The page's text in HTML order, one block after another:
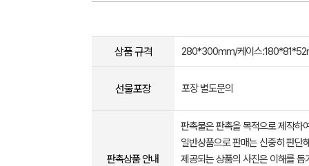
상품 규격 280*300mm/케이스
선물포장 포장 별도문의
판촉상품 안내
판촉물은 판촉을 목적으로 제작하
일반상품으로 판매는 신중히 판단
제공되는 상품의 사진은 이해를